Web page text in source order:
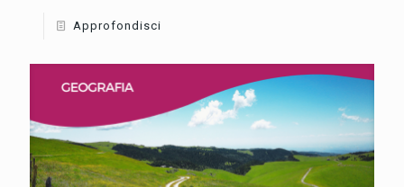
Approfondisci